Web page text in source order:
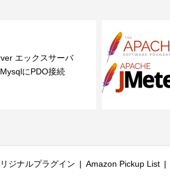
エックスサーバ
にPDO接続
ジナルプラグイン Amazon Pickup List